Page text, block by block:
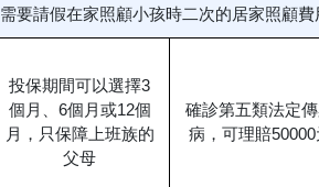
要請假在家照顧小孩時二次的居家照顧費
投保期間可以選擇3
個月、6個月或12個
月，只保障上班族的
父母
確診第五類法定
病，可理賠50000